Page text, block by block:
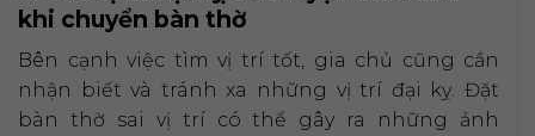
khi chuyển bàn thờ
Bên cạnh việc tìm vị trí tốt, gia chủ cũng cần
nhận biết và tránh xa những vị trí đại kỵ. Đặt
bàn thờ sai vị trí có thể gây ra những ảnh